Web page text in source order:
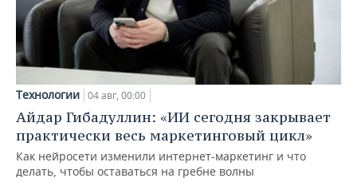
Технологии 04 авг, 00:00
Айдар Гибадуллин: «ИИ сегодня закрывает
практически весь маркетинговый цикл»
Как нейросети изменили интернет-маркетинг и что
делать, чтобы оставаться на гребне волны